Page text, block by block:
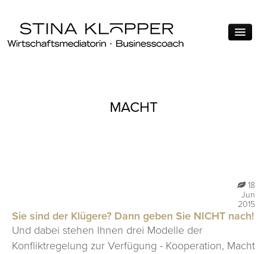
KONFLIKTMANAGEMENT
VERHANDLUNG
MACHT
18
Jun
2015
Sie sind der Klügere? Dann geben Sie NICHT nach!
Und dabei stehen Ihnen drei Modelle der
Konfliktregelung zur Verfügung - Kooperation, Macht